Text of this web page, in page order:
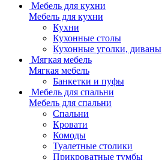
Мебель для кухни
Мебель для кухни
Кухни
Кухонные столы
Кухонные уголки, диваны
Мягкая мебель
Мягкая мебель
Банкетки и пуфы
Мебель для спальни
Мебель для спальни
Спальни
Кровати
Комоды
Туалетные столики
Прикроватные тумбы